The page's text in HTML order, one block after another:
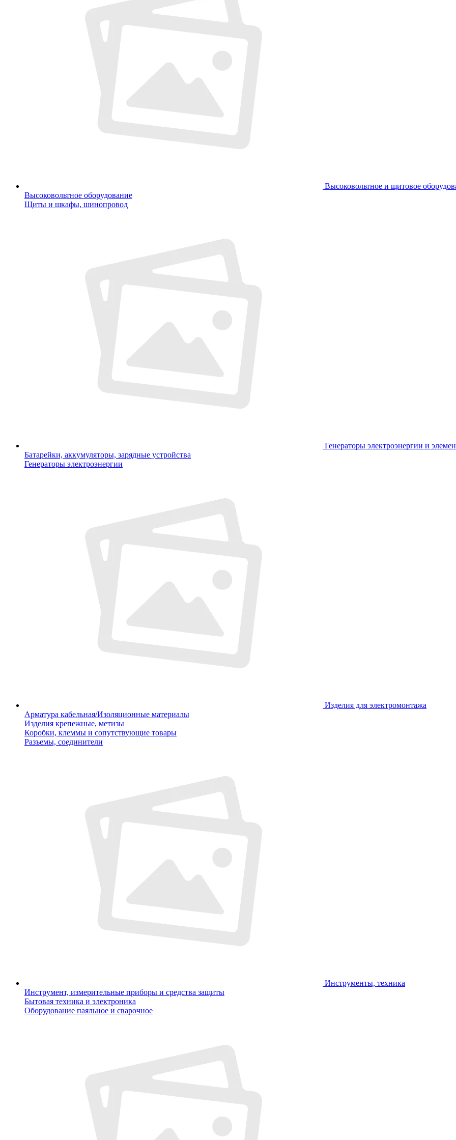
Высоковольтное и щитовое
Высоковольтное оборудование
Щиты и шкафы, шинопровод
Генераторы электроэнергии и
Батарейки, аккумуляторы, зарядные устройства
Генераторы электроэнергии
Изделия для электромонтажа
Арматура кабельная/Изоляционные материалы
Изделия крепежные, метизы
Коробки, клеммы и сопутствующие товары
Разъемы, соединители
Инструменты, техника
Инструмент, измерительные приборы и средства защиты
Бытовая техника и электроника
Оборудование паяльное и сварочное